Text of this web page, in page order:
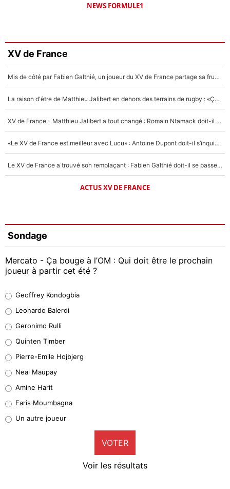
NEWS FORMULE1
XV de France
Mis de côté par Fabien Galthié, un joueur du XV de France partage sa frustration : «ils ne me l’ont pas dit tout de suite»
La raison d'être de Matthieu Jalibert en dehors des terrains de rugby : «Ça m'atteint autant que si tu touches à un membre de ma famille»
XV de France - Matthieu Jalibert a tout changé : Romain Ntamack doit-il s’inquiéter pour sa place à un an de la Coupe du monde ?
«Le XV de France est meilleur avec Lucu» : Antoine Dupont doit-il s’inquiéter pour sa place ?
Le XV de France a trouvé son remplaçant : Fabien Galthié doit-il se passer d'Antoine Dupont ?
ACTUS XV DE FRANCE
Sondage
Mercato - Ça bouge à l’OM : Qui doit être le prochain
joueur à partir cet été ?
38%
32%
5%
1%
9%
Geoffrey Kondogbia
Leonardo Balerdi
Geronimo Rulli
Quinten Timber
Pierre-Emile Hojbjerg
Neal Maupay
Amine Harit
Faris Moumbagna
Un autre joueur
VOTER
Voir les résultats